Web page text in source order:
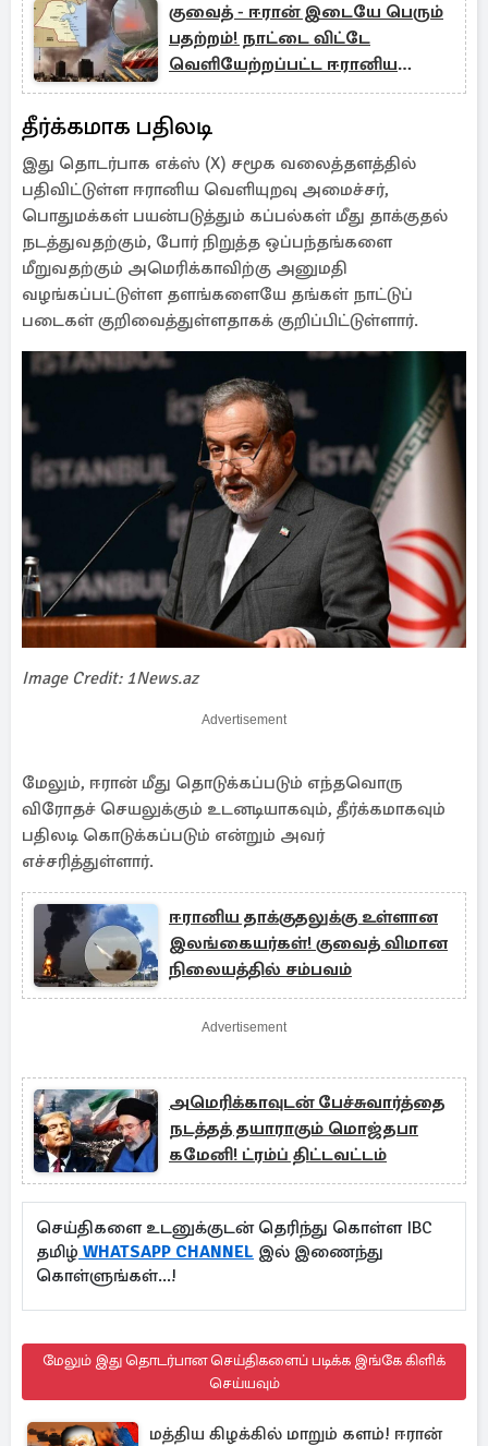
குவைத் - ஈரான் இடையே பெரும்
பதற்றம்! நாட்டை விட்டே
வெளியேற்றப்பட்ட ஈரானிய
அதிகாரிகள்
தீர்க்கமாக பதிலடி
இது தொடர்பாக எக்ஸ் (X) சமூக வலைத்தளத்தில்
பதிவிட்டுள்ள ஈரானிய வெளியுறவு அமைச்சர்,
பொதுமக்கள் பயன்படுத்தும் கப்பல்கள் மீது தாக்குதல்
நடத்துவதற்கும், போர் நிறுத்த ஒப்பந்தங்களை
மீறுவதற்கும் அமெரிக்காவிற்கு அனுமதி
வழங்கப்பட்டுள்ள தளங்களையே தங்கள் நாட்டுப்
படைகள் குறிவைத்துள்ளதாகக் குறிப்பிட்டுள்ளார்.
Image Credit: 1News.az
Advertisement
மேலும், ஈரான் மீது தொடுக்கப்படும் எந்தவொரு
விரோதச் செயலுக்கும் உடனடியாகவும், தீர்க்கமாகவும்
பதிலடி கொடுக்கப்படும் என்றும் அவர்
எச்சரித்துள்ளார்.
ஈரானிய தாக்குதலுக்கு உள்ளான
இலங்கையர்கள்! குவைத் விமான
நிலையத்தில் சம்பவம்
Advertisement
அமெரிக்காவுடன் பேச்சுவார்த்தை
நடத்தத் தயாராகும் மொஜ்தபா
கமேனி! ட்ரம்ப் திட்டவட்டம்
செய்திகளை உடனுக்குடன் தெரிந்து கொள்ள IBC
தமிழ் WHATSAPP CHANNEL இல் இணைந்து
கொள்ளுங்கள்...!
மேலும் இது தொடர்பான செய்திகளைப் படிக்க இங்கே கிளிக்
செய்யவும்
மத்திய கிழக்கில் மாறும் களம்! ஈரான்